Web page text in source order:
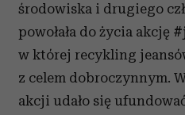
środowiska i drugiego
powołała do życia akcję
w której recykling
z celem dobroczynnym.
akcji udało się